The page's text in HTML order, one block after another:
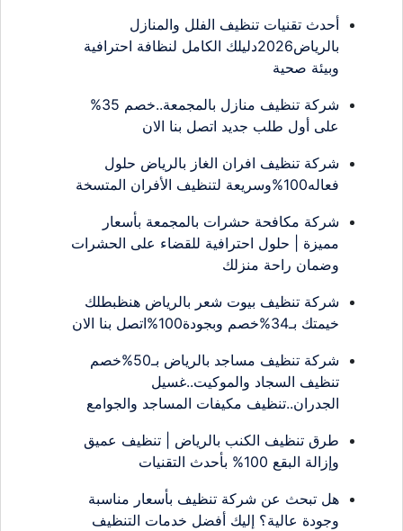
أحدث تقنيات تنظيف الفلل والمنازل
بالرياض2026دليلك الكامل لنظافة احترافية
وبيئة صحية
شركة تنظيف منازل بالمجمعة..خصم 35%
على أول طلب جديد اتصل بنا الان
شركة تنظيف افران الغاز بالرياض حلول
فعاله100%وسريعة لتنظيف الأفران المتسخة
شركة مكافحة حشرات بالمجمعة بأسعار
مميزة | حلول احترافية للقضاء على الحشرات
وضمان راحة منزلك
شركة تنظيف بيوت شعر بالرياض هنظبطلك
خيمتك بـ34%خصم وبجودة100%اتصل بنا الان
شركة تنظيف مساجد بالرياض بـ50%خصم
تنظيف السجاد والموكيت..غسيل
الجدران..تنظيف مكيفات المساجد والجوامع
طرق تنظيف الكنب بالرياض | تنظيف عميق
وإزالة البقع 100% بأحدث التقنيات
هل تبحث عن شركة تنظيف بأسعار مناسبة
وجودة عالية؟ إليك أفضل خدمات التنظيف